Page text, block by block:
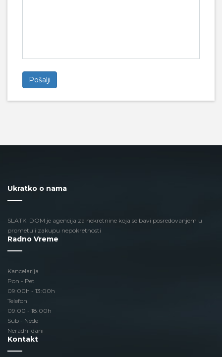
Ukratko o nama
SLATKI DOM je agencija za nekretnine koja se bavi posredovanjem u
prometu i zakupu nepokretnosti
Radno Vreme
Kancelarija
Pon - Pet
09:00h - 13:00h
Telefon
09:00 - 18:00h
Sub - Nede
Neradni dani
Kontakt